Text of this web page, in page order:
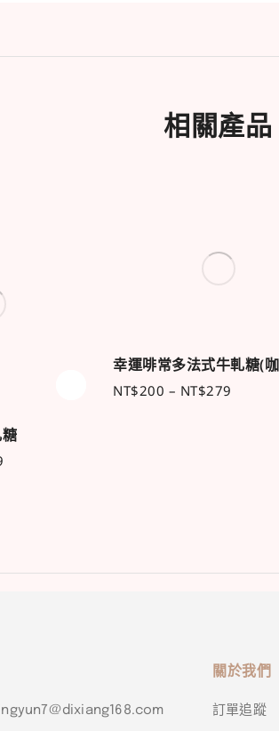
相關產品
幸運啡常多法式牛軋糖(
NT$200 – NT$279
關於我們
訂單追蹤